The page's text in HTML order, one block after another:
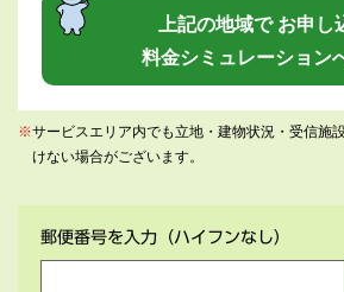
上記の地域で お申し
料金シミュレーション
※サービスエリア内でも立地・建物状況・受信施
けない場合がございます。
郵便番号を入力 （ハイフンなし）